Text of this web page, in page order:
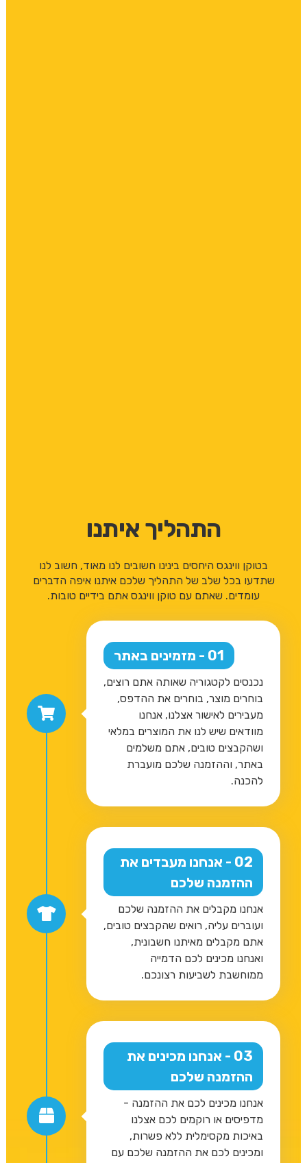
התהליך איתנו
בטוקן ווינגס היחסים בינינו חשובים לנו מאוד, חשוב לנו
שתדעו בכל שלב של התהליך שלכם איתנו איפה הדברים
עומדים. שאתם עם טוקן ווינגס אתם בידיים טובות.
01 - מזמינים באתר
נכנסים לקטגוריה שאותה אתם רוצים,
בוחרים מוצר, בוחרים את ההדפס,
מעבירים לאישור אצלנו, אנחנו
מוודאים שיש לנו את המוצרים במלאי
ושהקבצים טובים, אתם משלמים
באתר, וההזמנה שלכם מועברת
להכנה.
02 - אנחנו מעבדים את
ההזמנה שלכם
אנחנו מקבלים את ההזמנה שלכם
ועוברים עליה, רואים שהקבצים טובים,
אתם מקבלים מאיתנו חשבונית,
ואנחנו מכינים לכם הדמייה
ממוחשבת לשביעות רצונכם.
03 - אנחנו מכינים את
ההזמנה שלכם
אנחנו מכינים לכם את ההזמנה -
מדפיסים או רוקמים לכם אצלנו
באיכות מקסימלית ללא פשרות,
ומכינים לכם את ההזמנה שלכם עם